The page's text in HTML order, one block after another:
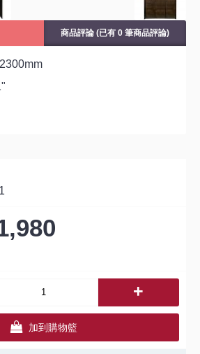
商品評論 (已有 0 筆商品評論)
+
加到購物籃